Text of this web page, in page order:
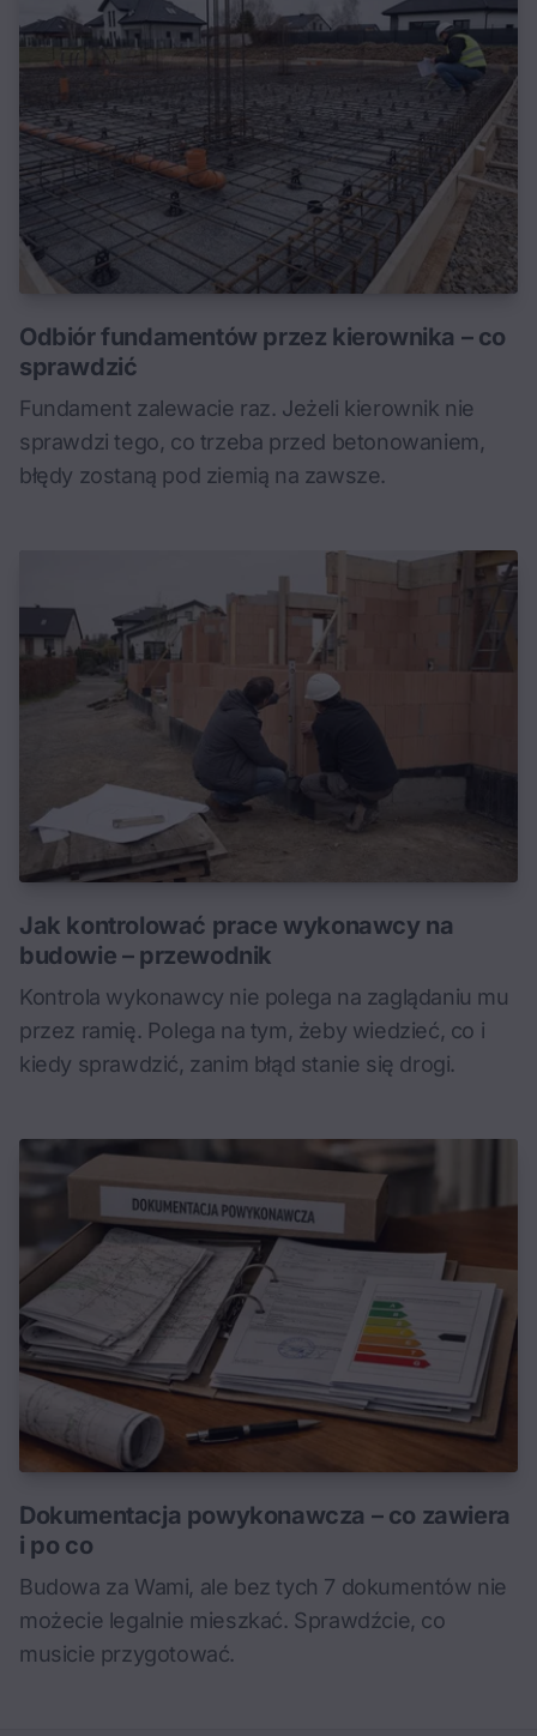
Odbiór fundamentów przez kierownika – co
sprawdzić
Fundament zalewacie raz. Jeżeli kierownik nie
sprawdzi tego, co trzeba przed betonowaniem,
błędy zostaną pod ziemią na zawsze.
Jak kontrolować prace wykonawcy na
budowie – przewodnik
Kontrola wykonawcy nie polega na zaglądaniu mu
przez ramię. Polega na tym, żeby wiedzieć, co i
kiedy sprawdzić, zanim błąd stanie się drogi.
Dokumentacja powykonawcza – co zawiera
i po co
Budowa za Wami, ale bez tych 7 dokumentów nie
możecie legalnie mieszkać. Sprawdźcie, co
musicie przygotować.